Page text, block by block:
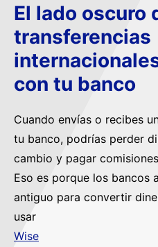
El lado oscuro
transferencias
con tu banco
Cuando envías o recibes
tu banco, podrías perder
cambio y pagar
Eso es porque los bancos
antiguo para convertir
usar
Wise